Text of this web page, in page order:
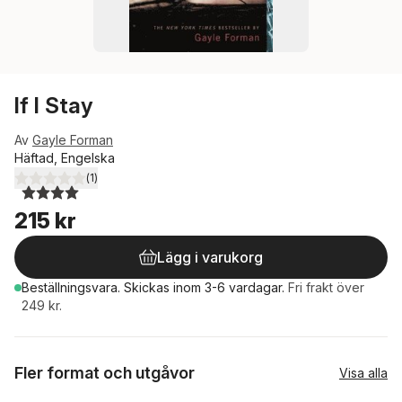
If I Stay
Av Gayle Forman
Häftad, Engelska
4,0utav 5 stjärnor. Totalt antal röster:
(1)
215 kr
Lägg i varukorg
Beställningsvara. Skickas inom 3-6 vardagar. Fri frakt över
249 kr.
Fler format och utgåvor Visa alla